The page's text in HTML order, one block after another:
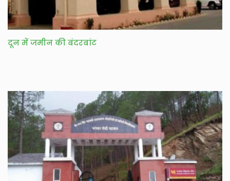
दून में जमीन की बंदरबांट